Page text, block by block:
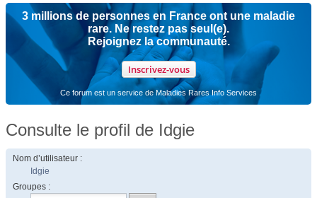
3 millions de personnes en France ont une maladie
rare. Ne restez pas seul(e).
Rejoignez la communauté.
Inscrivez-vous
Ce forum est un service de Maladies Rares Info Services
Consulte le profil de Idgie
Nom d’utilisateur :
Idgie
Groupes :